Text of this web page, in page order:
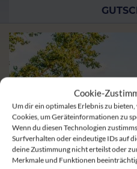
Cookie-
Um dir ein optimales Erlebnis zu
Cookies, um Geräteinformationen zu
Wenn du diesen Technologien
Surfverhalten oder eindeutige IDs auf
deine Zustimmung nicht erteilst oder
Merkmale und Funktionen